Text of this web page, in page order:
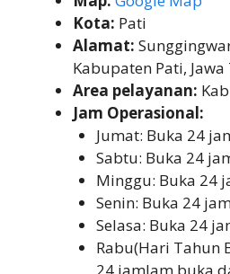
Kota: Pati
Alamat:
Kabupaten Pati,
Area pelayanan:
Jam Operasional:
Jumat: Buka 24
Sabtu: Buka 24
Minggu: Buka 24
Senin: Buka 24
Selasa: Buka 24
Rabu(Hari Tahun